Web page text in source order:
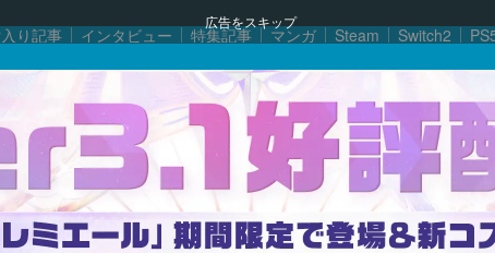
広告をスキップ
り記事 インタビュー 特集記事 マンガ Steam Switch2